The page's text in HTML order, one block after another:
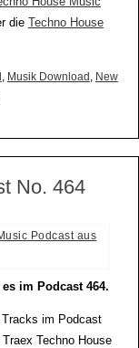
die Techno House
, Musik Download , New
No. 464
Podcast aus
im Podcast 464.
Tracks im Podcast
Techno House